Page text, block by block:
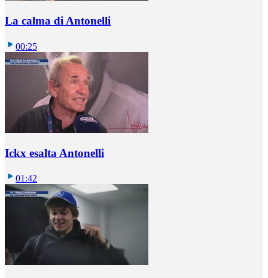
La calma di Antonelli
00:25
Ickx esalta Antonelli
01:42